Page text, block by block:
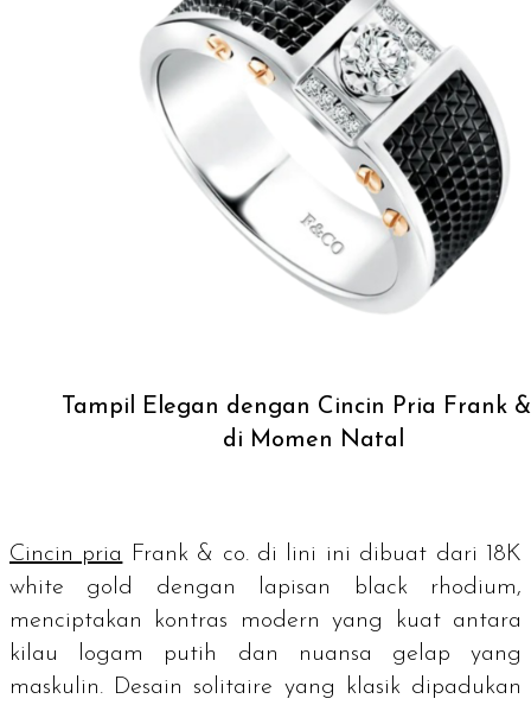
Tampil Elegan dengan Cincin Pria Frank &
di Momen Natal
Cincin pria Frank & co. di lini ini dibuat dari 18K
white gold
dengan lapisan black rhodium,
menciptakan kontras modern yang kuat antara
kilau logam putih dan nuansa gelap yang
maskulin. Desain solitaire yang klasik dipadukan